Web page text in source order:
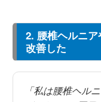
2. 腰椎ヘルニ
改善した
「私は腰椎ヘル